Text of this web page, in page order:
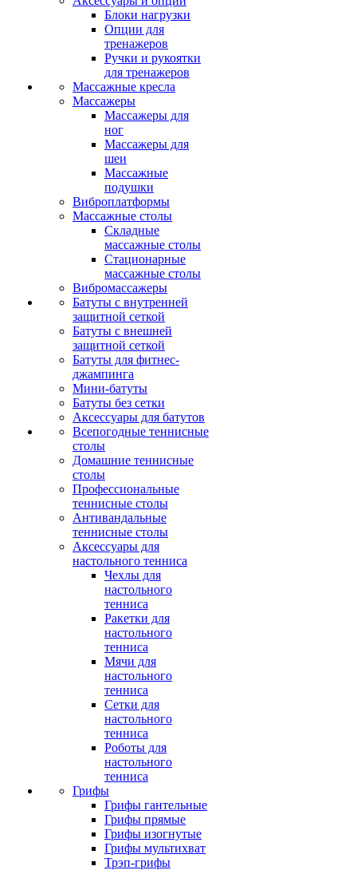
Блоки нагрузки
Опции для
тренажеров
Ручки и рукоятки
для тренажеров
Массажные кресла
Массажеры
Массажеры для
ног
Массажеры для
шеи
Массажные
подушки
Виброплатформы
Массажные столы
Складные
массажные столы
Стационарные
массажные столы
Вибромассажеры
Батуты с внутренней
защитной сеткой
Батуты с внешней
защитной сеткой
Батуты для фитнес-
джампинга
Мини-батуты
Батуты без сетки
Аксессуары для батутов
Всепогодные теннисные
столы
Домашние теннисные
столы
Профессиональные
теннисные столы
Антивандальные
теннисные столы
Аксессуары для
настольного тенниса
Чехлы для
настольного
тенниса
Ракетки для
настольного
тенниса
Мячи для
настольного
тенниса
Сетки для
настольного
тенниса
Роботы для
настольного
тенниса
Грифы
Грифы гантельные
Грифы прямые
Грифы изогнутые
Грифы мультихват
Трэп-грифы